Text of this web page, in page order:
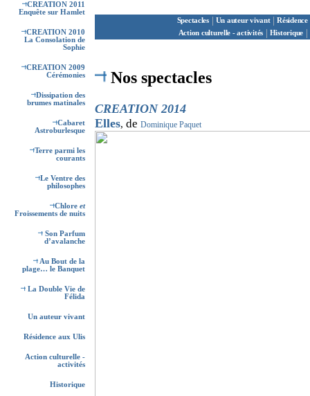
CREATION 2011
Enquête sur Hamlet
CREATION 2010
La Consolation de
Sophie
CREATION 2009
Cérémonies
Dissipation des
brumes matinales
Cabaret
Astroburlesque
Terre parmi les
courants
Le Ventre des
philosophes
Chlore et
Froissements de nuits
Son Parfum
d’avalanche
Au Bout de la
plage… le Banquet
La Double Vie de
Félida
Un auteur vivant
Résidence aux Ulis
Action culturelle -
activités
Historique
Spectacles | Un auteur vivant |
Action culturelle - activités | Historique |
Nos spectacles
CREATION 2014
Elles, de Dominique Paquet